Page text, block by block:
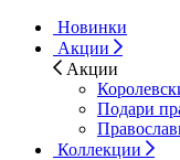
Новинки
Акции
Акции
Подари
Коллекции